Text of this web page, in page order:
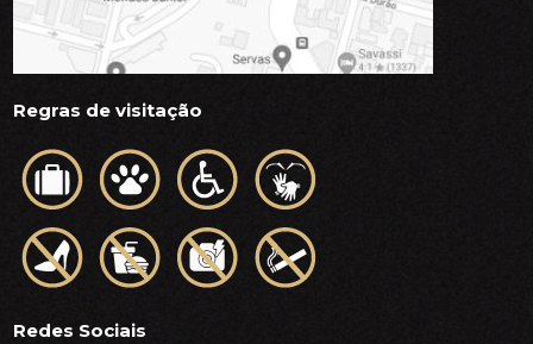
Regras de visitação
Redes Sociais